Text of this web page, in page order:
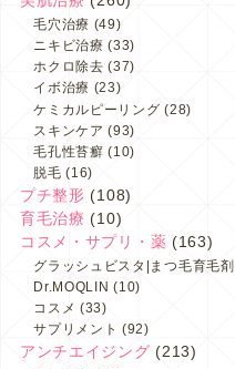
毛穴治療 (49)
ニキビ治療 (33)
ホクロ除去 (37)
イボ治療 (23)
ケミカルピーリング (28)
スキンケア (93)
毛孔性苔癬 (10)
脱毛 (16)
プチ整形 (108)
育毛治療 (10)
コスメ・サプリ・薬 (163)
グラッシュビスタ|まつ毛育毛剤
Dr.MOQLIN (10)
コスメ (33)
サプリメント (92)
アンチエイジング (213)